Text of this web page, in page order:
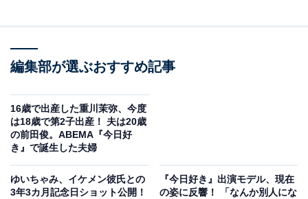
編集部が選ぶおすすめ記事
16歳で出産した重川茉弥、今度
は18歳で第2子出産！ 夫は20歳
の前田俊。ABEMA『今日好
き』で誕生した夫婦
ゆいちゃみ、イケメン彼氏との
3年3カ月記念日ショット公開！
『今日好き』出演モデル、現在
の姿に反響！ 「なんか別人にな